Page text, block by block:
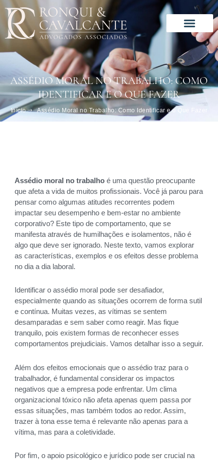
para
conteúdo
ASSÉDIO MORAL NO TRABALHO: COMO
IDENTIFICAR E O QUE FAZER
Início Assédio Moral no Trabalho: Como Identificar e o Que Fazer
Assédio moral no trabalho é uma questão preocupante
que afeta a vida de muitos profissionais. Você já parou para
pensar como algumas atitudes recorrentes podem
impactar seu desempenho e bem-estar no ambiente
corporativo? Este tipo de comportamento, que se
manifesta através de humilhações e isolamentos, não é
algo que deve ser ignorado. Neste texto, vamos explorar
as características, exemplos e os efeitos desse problema
no dia a dia laboral.
Identificar o assédio moral pode ser desafiador,
especialmente quando as situações ocorrem de forma sutil
e contínua. Muitas vezes, as vítimas se sentem
desamparadas e sem saber como reagir. Mas fique
tranquilo, pois existem formas de reconhecer esses
comportamentos prejudiciais. Vamos detalhar isso a seguir.
Além dos efeitos emocionais que o assédio traz para o
trabalhador, é fundamental considerar os impactos
negativos que a empresa pode enfrentar. Um clima
organizacional tóxico não afeta apenas quem passa por
essas situações, mas também todos ao redor. Assim,
trazer à tona esse tema é relevante não apenas para a
vítima, mas para a coletividade.
Por fim, o apoio psicológico e jurídico pode ser crucial na